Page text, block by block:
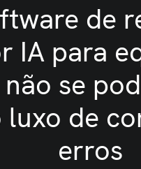
de
IA para
se
luxo de
erros